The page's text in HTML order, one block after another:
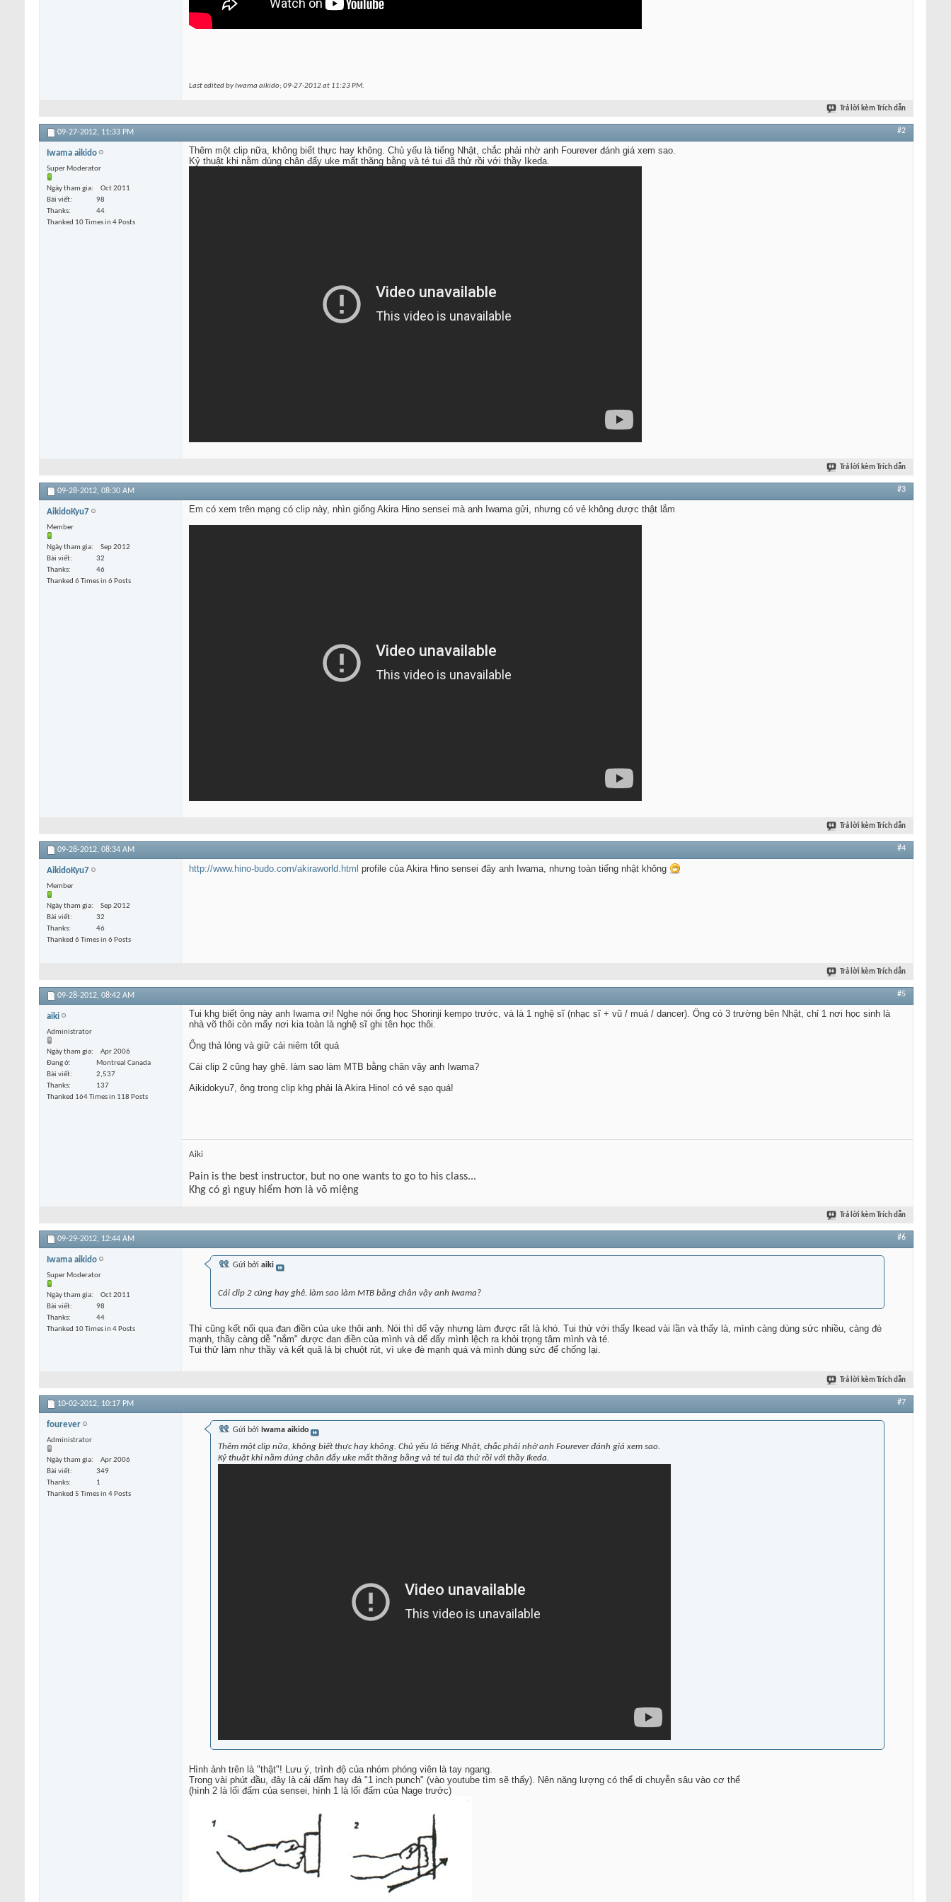
Last edited by Iwama aikido; 09-27-2012 at 11:23 PM.
Trả lời kèm Trích dẫn
09-27-2012, 11:33 PM #2
Iwama aikido
Super Moderator
Ngày tham gia
Oct 2011
Bài viết
98
Thanks
44
Thanked 10 Times in 4 Posts
Thêm một clip nữa, không biết thực hay không. Chủ yếu là tiếng Nhật, chắc phải nhờ anh Fourever đánh giá xem sao.
Kỷ thuật khi nằm dùng chân đẩy uke mất thăng bằng và té tui đã thử rồi với thầy Ikeda.
Trả lời kèm Trích dẫn
09-28-2012, 08:30 AM #3
AikidoKyu7
Member
Ngày tham gia
Sep 2012
Bài viết
32
Thanks
46
Thanked 6 Times in 6 Posts
Em có xem trên mạng có clip này, nhìn giống Akira Hino sensei mà anh Iwama gửi, nhưng có vẻ không được thật lắm
Trả lời kèm Trích dẫn
09-28-2012, 08:34 AM #4
AikidoKyu7
Member
Ngày tham gia
Sep 2012
Bài viết
32
Thanks
46
Thanked 6 Times in 6 Posts
http://www.hino-budo.com/akiraworld.html profile của Akira Hino sensei đây anh Iwama, nhưng toàn tiếng nhật không
Trả lời kèm Trích dẫn
09-28-2012, 08:42 AM #5
aiki
Administrator
Ngày tham gia
Apr 2006
Đang ở
Montreal Canada
Bài viết
2,537
Thanks
137
Thanked 164 Times in 118 Posts
Tui khg biết ông này anh Iwama ơi! Nghe nói ổng học Shorinji kempo trước, và là 1 nghệ sĩ (nhạc sĩ + vũ / muá / dancer). Ổng có 3 trường bên Nhật, chỉ 1 nơi học sinh là
nhà võ thôi còn mấy nơi kia toàn là nghệ sĩ ghi tên học thôi.
Ổng thả lỏng và giữ cái niêm tốt quá
Cái clip 2 cũng hay ghê. làm sao làm MTB bằng chân vậy anh Iwama?
Aikidokyu7, ông trong clip khg phải là Akira Hino! có vẻ sạo quá!
Aiki
Pain is the best instructor, but no one wants to go to his class...
Khg có gì nguy hiểm hơn là võ miệng
Trả lời kèm Trích dẫn
09-29-2012, 12:44 AM #6
Iwama aikido
Super Moderator
Ngày tham gia
Oct 2011
Bài viết
98
Thanks
44
Thanked 10 Times in 4 Posts
Gửi bởi aiki
Cái clip 2 cũng hay ghê. làm sao làm MTB bằng chân vậy anh Iwama?
Thì cũng kết nối qua đan điền của uke thôi anh. Nói thì dể vậy nhưng làm được rất là khó. Tui thử với thấy Ikead vài lần và thấy là, mình càng dùng sức nhiều, càng đè
mạnh, thầy càng dễ "nắm" được đan điền của mình và dể đẩy mình lệch ra khỏi trọng tâm mình và té.
Tui thử làm như thầy và kết quã là bị chuột rút, vì uke đè mạnh quá và mình dùng sức để chống lại.
Trả lời kèm Trích dẫn
10-02-2012, 10:17 PM #7
fourever
Administrator
Ngày tham gia
Apr 2006
Bài viết
349
Thanks
1
Thanked 5 Times in 4 Posts
Gửi bởi Iwama aikido
Thêm một clip nữa, không biết thực hay không. Chủ yếu là tiếng Nhật, chắc phải nhờ anh Fourever đánh giá xem sao.
Kỷ thuật khi nằm dùng chân đẩy uke mất thăng bằng và té tui đã thử rồi với thầy Ikeda.
Hình ảnh trên là "thật"! Lưu ý, trình độ của nhóm phóng viên là tay ngang.
Trong vài phút đầu, đây là cái đấm hay đá "1 inch punch" (vào youtube tìm sẽ thấy). Nên năng lượng có thể di chuyễn sâu vào cơ thể
(hình 2 là lối đấm của sensei, hình 1 là lối đấm của Nage trước)